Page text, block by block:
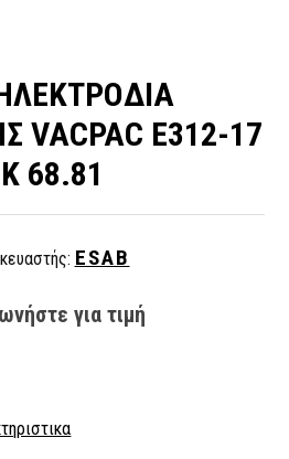
VACPAC E312-17
68.81
ESAB
για τιμή